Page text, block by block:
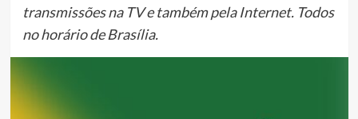
transmissões na TV e também pela Internet. Todos
no horário de Brasília.